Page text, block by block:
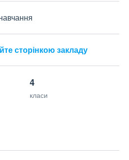
сторінкою закладу
4
класи